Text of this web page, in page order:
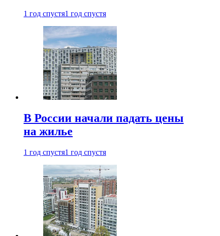
1 год спустя1 год спустя
В России начали падать цены
на жилье
1 год спустя1 год спустя